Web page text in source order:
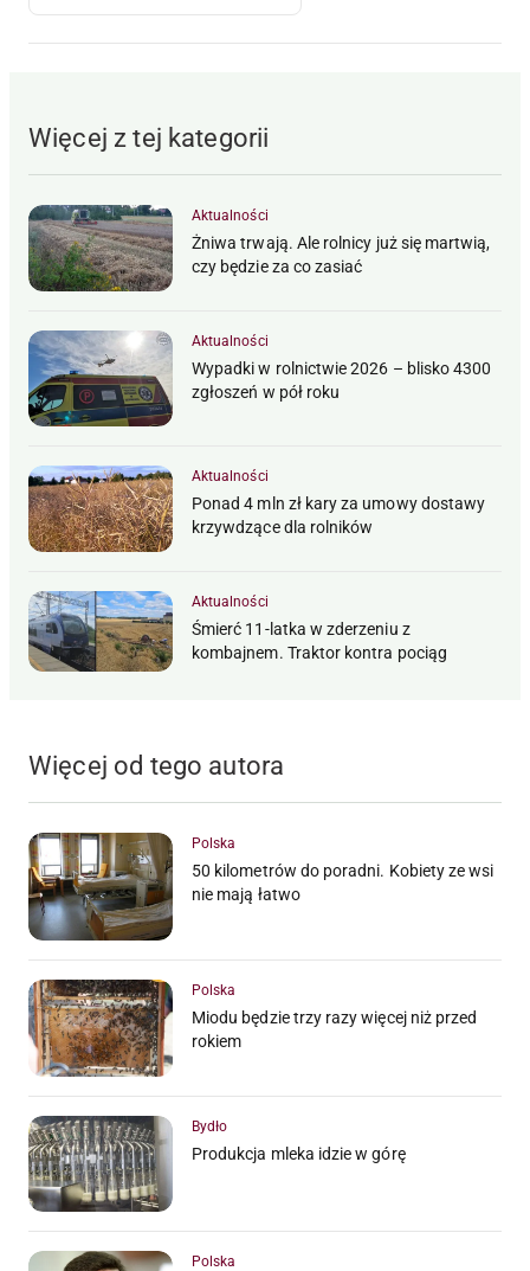
Więcej z tej kategorii
Aktualności
Żniwa trwają. Ale rolnicy już się martwią,
czy będzie za co zasiać
Aktualności
Wypadki w rolnictwie 2026 – blisko 4300
zgłoszeń w pół roku
Aktualności
Ponad 4 mln zł kary za umowy dostawy
krzywdzące dla rolników
Aktualności
Śmierć 11-latka w zderzeniu z
kombajnem. Traktor kontra pociąg
Więcej od tego autora
Polska
50 kilometrów do poradni. Kobiety ze wsi
nie mają łatwo
Polska
Miodu będzie trzy razy więcej niż przed
rokiem
Bydło
Produkcja mleka idzie w górę
Polska